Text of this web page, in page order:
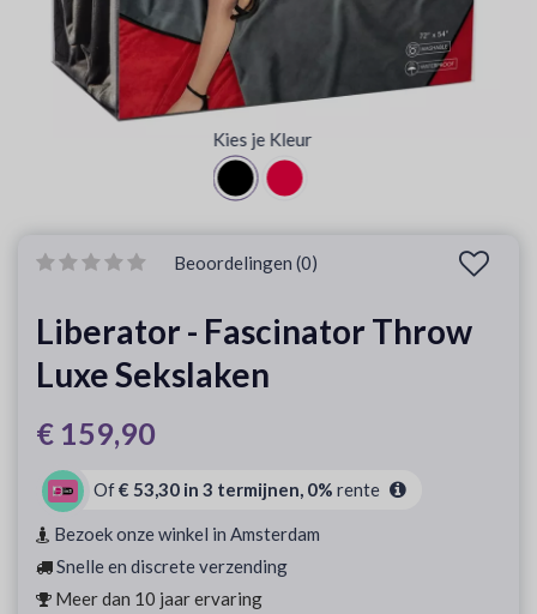
Beoordelingen (0)
Liberator - Fascinator Throw
Luxe Sekslaken
€ 159,90
Of€ 53,30 in 3 termijnen, 0% rente
Bezoek onze winkel in Amsterdam
Snelle en discrete verzending
Meer dan 10 jaar ervaring
Kies je Kleur